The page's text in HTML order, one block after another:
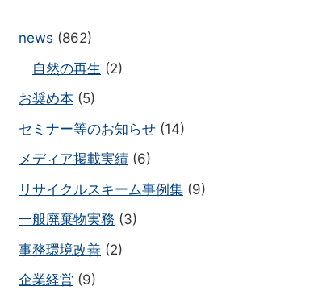
news (862)
自然の再生 (2)
お奨め本 (5)
セミナー等のお知らせ (14)
メディア掲載実績 (6)
リサイクルスキーム事例集 (9)
一般廃棄物実務 (3)
事務環境改善 (2)
企業経営 (9)